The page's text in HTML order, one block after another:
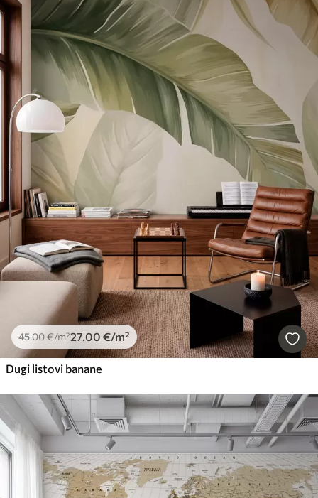
45.00€/m²27.00 €/m²
Dugi listovi banane